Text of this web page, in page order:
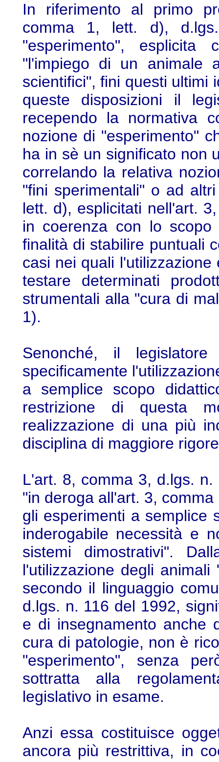
In riferimento al primo
comma 1, lett. d),
"esperimento",
"l'impiego di un animale
scientifici", fini questi ultimi
queste disposizioni il
recependo la normativa
nozione di "esperimento"
ha in sè un significato non
correlando la relativa
"fini sperimentali" o ad
lett. d), esplicitati nell'art.
in coerenza con lo
finalità di stabilire puntuali
casi nei quali
testare determinati
strumentali alla "cura di
1).
Senonché, il
specificamente
a semplice scopo
restrizione di questa
realizzazione di una più
disciplina di maggiore
L'art. 8, comma 3, d.lgs.
"in deroga all'art. 3,
gli esperimenti a semplice
inderogabile necessità e
sistemi dimostrativi".
l'utilizzazione degli
secondo il linguaggio
d.lgs. n. 116 del 1992,
e di insegnamento anche
cura di patologie, non è
"esperimento", senza
sottratta alla
legislativo in esame.
Anzi essa costituisce
ancora più restrittiva, in